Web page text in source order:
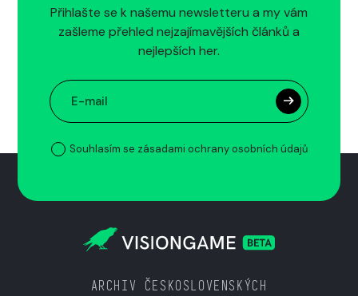
Přihlašte se k našemu newsletteru a my vám
zašleme přehled nejzajímavějších článků a
nejlepších her.
Souhlasím se zásadami ochrany osobních údajů
ARCHIV ČESKOSLOVENSKÝCH